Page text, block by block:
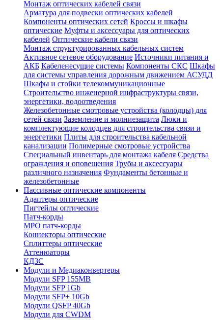
Монтаж оптических кабелей связи
Арматура для подвески оптических кабелей
Компоненты оптических сетей Кроссы и шкафы
оптические Муфты и аксессуары для оптических
кабелей Оптические кабели связи
Монтаж структурированных кабельных систем
Активное сетевое оборудование Источники питания и
АКБ Кабеленесущие системы Компоненты СКС Шкафы
для системы управления дорожным движением АСУДД
Шкафы и стойки телекоммуникационные
Строительство инженерной инфраструктуры связи,
энергетики, водоотведения
Железобетонные смотровые устройства (колодцы) для
сетей связи Заземление и молниезащита Люки и
комплектующие колодцев для строительства связи и
энергетики Плиты для строительства кабельной
канализации Полимерные смотровые устройства
Специальный инвентарь для монтажа кабеля Средства
ограждения и оповещения Трубы и аксессуары
различного назначения Фундаменты бетонные и
железобетонные
Пассивные оптические компоненты
Адаптеры оптические
Пигтейлы оптические
Патч-корды
MPO патч-корды
Коннекторы оптические
Сплиттеры оптические
Аттенюаторы
КДЗС
Модули и Медиаконвертеры
Модули SFP 155MB
Модули SFP 1Gb
Модули SFP+ 10Gb
Модули QSFP 40Gb
Модули для CWDM